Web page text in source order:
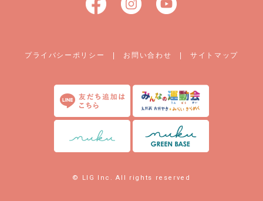
プライバシーポリシー | お問い合わせ |サイトマップ
© LIG Inc. All rights reserved